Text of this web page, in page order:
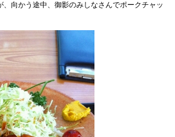
、向かう途中、御影のみしなさんでポークチャッ